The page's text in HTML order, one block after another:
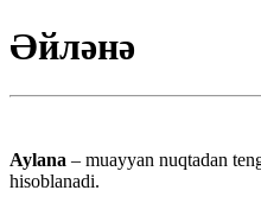
Әйләнә
Aylana – muayyan nuqtadan
hisoblanadi.